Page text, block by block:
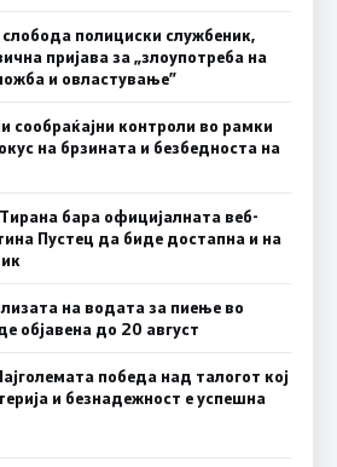
полициски службеник,
пријава за „злоупотреба на
и овластување”
сообраќајни контроли во рамки
на брзината и безбедноста на
бара официјалната веб-
Пустец да биде достапна и на
на водата за пиење во
објавена до 20 август
победа над талогот кој
и безнадежност е успешна